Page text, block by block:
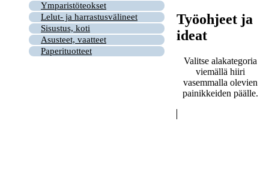
Ymparistöteokset
Lelut- ja harrastusvälineet
Sisustus, koti
Asusteet, vaatteet
Paperituotteet
Työohjeet ja
ideat
Valitse alakategoria
viemällä hiiri
vasemmalla olevien
painikkeiden päälle.